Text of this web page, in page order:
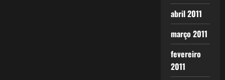
abril 2011
março 2011
fevereiro
2011